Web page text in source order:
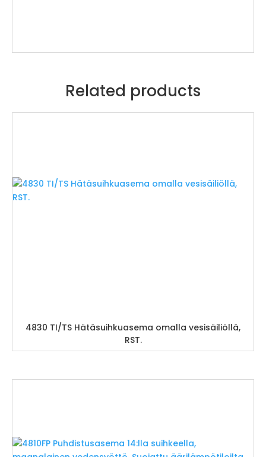
Related products
4830 TI/TS Hätäsuihkuasema omalla vesisäiliöllä,
RST.